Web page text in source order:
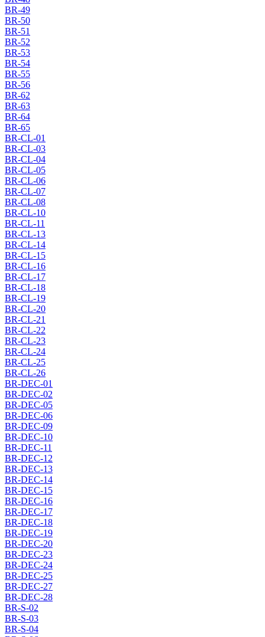
BR-49
BR-50
BR-51
BR-52
BR-53
BR-54
BR-55
BR-56
BR-62
BR-63
BR-64
BR-65
BR-CL-01
BR-CL-03
BR-CL-04
BR-CL-05
BR-CL-06
BR-CL-07
BR-CL-08
BR-CL-10
BR-CL-11
BR-CL-13
BR-CL-14
BR-CL-15
BR-CL-16
BR-CL-17
BR-CL-18
BR-CL-19
BR-CL-20
BR-CL-21
BR-CL-22
BR-CL-23
BR-CL-24
BR-CL-25
BR-CL-26
BR-DEC-01
BR-DEC-02
BR-DEC-05
BR-DEC-06
BR-DEC-09
BR-DEC-10
BR-DEC-11
BR-DEC-12
BR-DEC-13
BR-DEC-14
BR-DEC-15
BR-DEC-16
BR-DEC-17
BR-DEC-18
BR-DEC-19
BR-DEC-20
BR-DEC-23
BR-DEC-24
BR-DEC-25
BR-DEC-27
BR-DEC-28
BR-S-02
BR-S-03
BR-S-04